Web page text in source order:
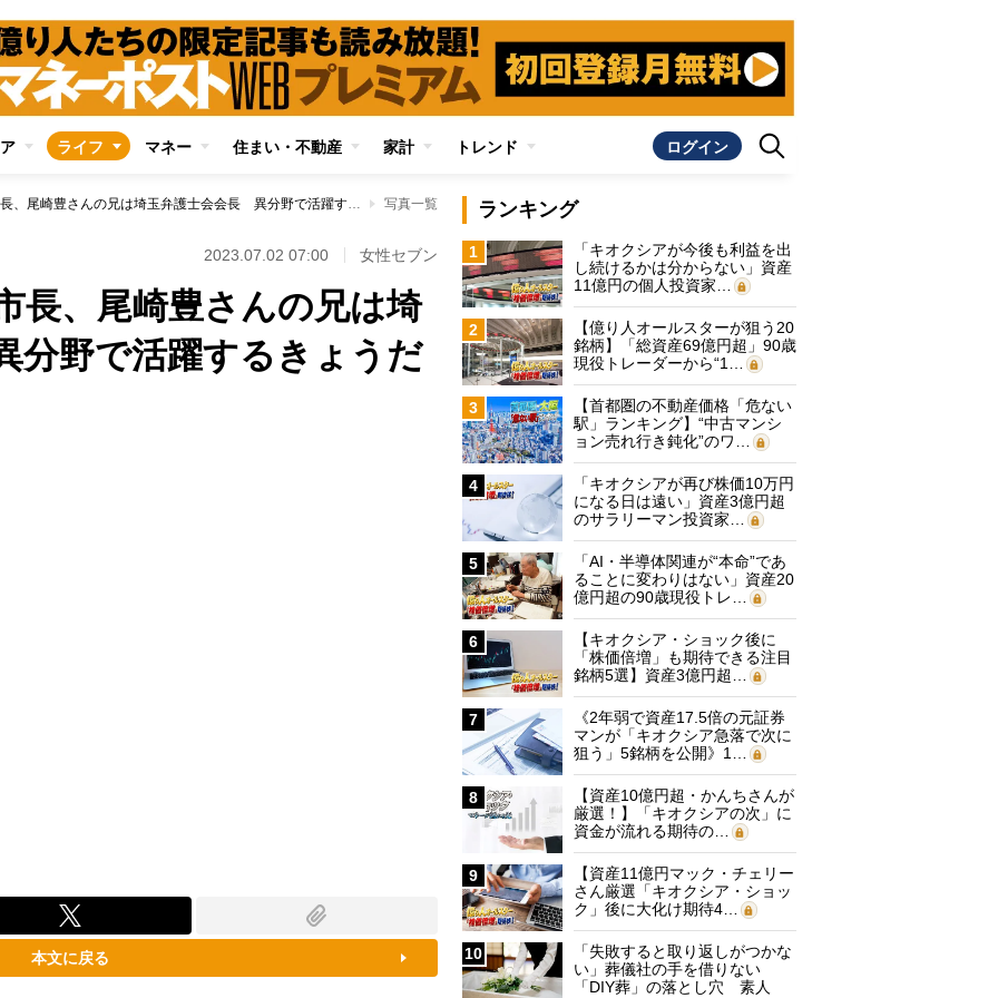
ライフ マネー 住まい・不動産 家計 トレンド ログイン
大泉洋の兄は函館市長、尾崎豊さんの兄は埼玉弁護士会会長 異分野で活躍するきょうだい 写真一覧
2023.07.02 07:00 女性セブン
長、尾崎豊さんの兄は埼
野で活躍するきょうだ
本文に戻る
ランキング
1
「キオクシアが今後も利益を出
し続けるかは分からない」資産
11億円の個人投資家…
2
【億り人オールスターが狙う20
銘柄】「総資産69億円超」90歳
現役トレーダーから“1…
3
【首都圏の不動産価格「危ない
駅」ランキング】“中古マンシ
ョン売れ行き鈍化”のワ…
4
「キオクシアが再び株価10万円
になる日は遠い」資産3億円超
のサラリーマン投資家…
5
「AI・半導体関連が“本命”であ
ることに変わりはない」資産20
億円超の90歳現役トレ…
6
【キオクシア・ショック後に
「株価倍増」も期待できる注目
銘柄5選】資産3億円超…
7
《2年弱で資産17.5倍の元証券
マンが「キオクシア急落で次に
狙う」5銘柄を公開》1…
8
【資産10億円超・かんちさんが
厳選！】「キオクシアの次」に
資金が流れる期待の…
9
【資産11億円マック・チェリー
さん厳選「キオクシア・ショッ
ク」後に大化け期待4…
10
「失敗すると取り返しがつかな
い」葬儀社の手を借りない
「DIY葬」の落とし穴 素人